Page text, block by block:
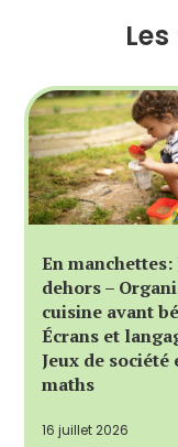
En manchettes:
dehors –
cuisine avant
Écrans et
Jeux de société
maths
16 juillet 2026